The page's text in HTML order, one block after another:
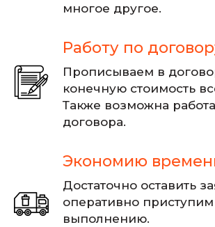
многое другое.
Работу по
Прописываем в
конечную стоимость
Также возможна
договора.
Экономию
Достаточно оставить
оперативно приступим
выполнению.